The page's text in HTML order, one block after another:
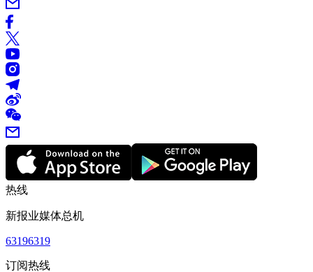
热线
新报业媒体总机
63196319
订阅热线